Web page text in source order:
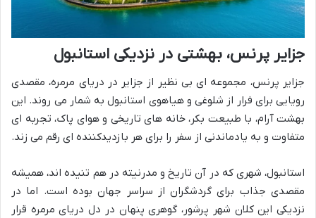
جزایر پرنس، بهشتی در نزدیکی استانبول
جزایر پرنس، مجموعه ای بی نظیر از جزایر در دریای مرمره، مقصدی
رویایی برای فرار از شلوغی و هیاهوی استانبول به شمار می روند. این
بهشت آرام، با طبیعت بکر، خانه های تاریخی و هوای پاک، تجربه ای
متفاوت و به یادماندنی از سفر را برای هر بازدیدکننده ای رقم می زند.
استانبول، شهری که در آن تاریخ و مدرنیته در هم تنیده اند، همیشه
مقصدی جذاب برای گردشگران از سراسر جهان بوده است. اما در
نزدیکی این کلان شهر پرشور، گوهری پنهان در دل دریای مرمره قرار